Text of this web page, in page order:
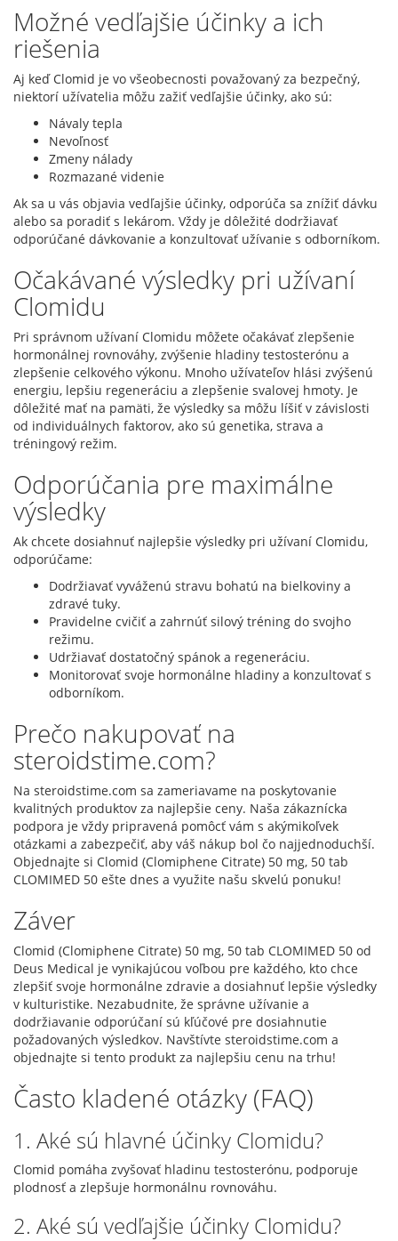
Možné vedľajšie účinky a ich
riešenia
Aj keď Clomid je vo všeobecnosti považovaný za bezpečný,
niektorí užívatelia môžu zažiť vedľajšie účinky, ako sú:
Návaly tepla
Nevoľnosť
Zmeny nálady
Rozmazané videnie
Ak sa u vás objavia vedľajšie účinky, odporúča sa znížiť dávku
alebo sa poradiť s lekárom. Vždy je dôležité dodržiavať
odporúčané dávkovanie a konzultovať užívanie s odborníkom.
Očakávané výsledky pri užívaní
Clomidu
Pri správnom užívaní Clomidu môžete očakávať zlepšenie
hormonálnej rovnováhy, zvýšenie hladiny testosterónu a
zlepšenie celkového výkonu. Mnoho užívateľov hlási zvýšenú
energiu, lepšiu regeneráciu a zlepšenie svalovej hmoty. Je
dôležité mať na pamäti, že výsledky sa môžu líšiť v závislosti
od individuálnych faktorov, ako sú genetika, strava a
tréningový režim.
Odporúčania pre maximálne
výsledky
Ak chcete dosiahnuť najlepšie výsledky pri užívaní Clomidu,
odporúčame:
Dodržiavať vyváženú stravu bohatú na bielkoviny a
zdravé tuky.
Pravidelne cvičiť a zahrnúť silový tréning do svojho
režimu.
Udržiavať dostatočný spánok a regeneráciu.
Monitorovať svoje hormonálne hladiny a konzultovať s
odborníkom.
Prečo nakupovať na
steroidstime.com?
Na steroidstime.com sa zameriavame na poskytovanie
kvalitných produktov za najlepšie ceny. Naša zákaznícka
podpora je vždy pripravená pomôcť vám s akýmikoľvek
otázkami a zabezpečiť, aby váš nákup bol čo najjednoduchší.
Objednajte si Clomid (Clomiphene Citrate) 50 mg, 50 tab
CLOMIMED 50 ešte dnes a využite našu skvelú ponuku!
Záver
Clomid (Clomiphene Citrate) 50 mg, 50 tab CLOMIMED 50 od
Deus Medical je vynikajúcou voľbou pre každého, kto chce
zlepšiť svoje hormonálne zdravie a dosiahnuť lepšie výsledky
v kulturistike. Nezabudnite, že správne užívanie a
dodržiavanie odporúčaní sú kľúčové pre dosiahnutie
požadovaných výsledkov. Navštívte steroidstime.com a
objednajte si tento produkt za najlepšiu cenu na trhu!
Často kladené otázky (FAQ)
1. Aké sú hlavné účinky Clomidu?
Clomid pomáha zvyšovať hladinu testosterónu, podporuje
plodnosť a zlepšuje hormonálnu rovnováhu.
2. Aké sú vedľajšie účinky Clomidu?